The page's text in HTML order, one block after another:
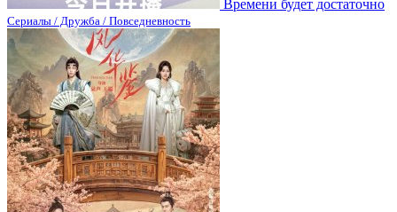
Времени будет достаточно
Сериалы / Дружба / Повседневность